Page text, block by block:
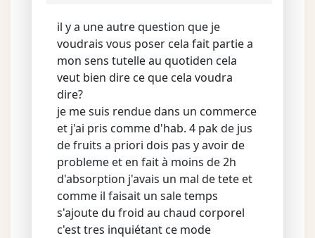
il y a une autre question que je
voudrais vous poser cela fait partie a
mon sens tutelle au quotiden cela
veut bien dire ce que cela voudra
dire?
je me suis rendue dans un commerce
et j'ai pris comme d'hab. 4 pak de jus
de fruits a priori dois pas y avoir de
probleme et en fait à moins de 2h
d'absorption j'avais un mal de tete et
comme il faisait un sale temps
s'ajoute du froid au chaud corporel
c'est tres inquiétant ce mode